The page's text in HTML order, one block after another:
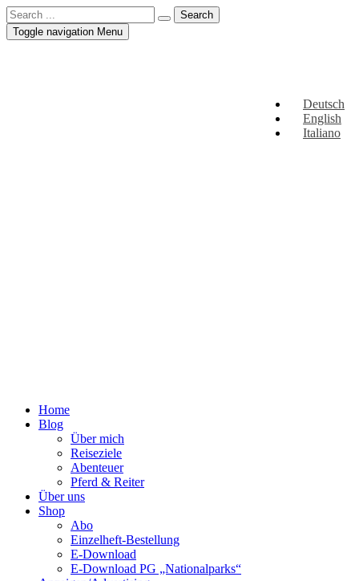
Deutsch
English
Italiano
Toggle navigation Menu
Home
Blog
Über mich
Reiseziele
Abenteuer
Pferd & Reiter
Über uns
Shop
Abo
Einzelheft-Bestellung
E-Download
E-Download PG „Nationalparks“